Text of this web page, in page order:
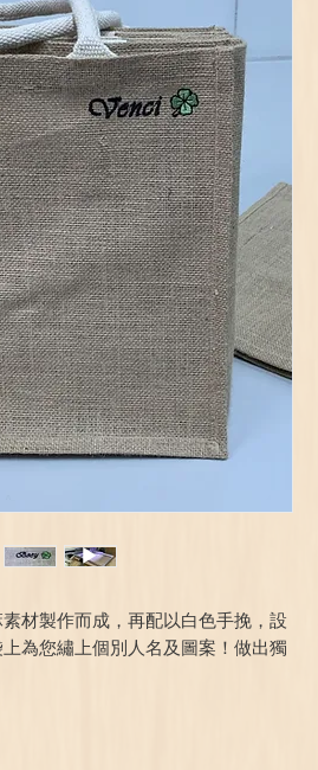
材製作而成，再配以白色手挽，設
為您繡上個別人名及圖案！做出獨